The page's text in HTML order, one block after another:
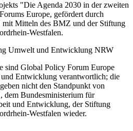
"Die Agenda 2030 in der zweiten
Europe, gefördert durch
Mitteln des BMZ und der Stiftung
Westfalen.
sind Global Policy Forum Europe
Entwicklung verantwortlich; die
nicht den Standpunkt von
dem Bundesministerium für
und Entwicklung, der Stiftung
Westfalen wieder.